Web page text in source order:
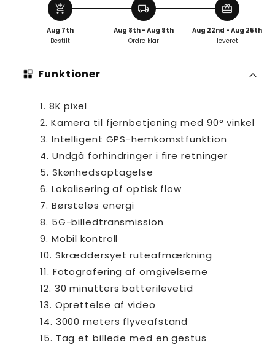
add_shopping_cart
Aug 7th
Bestilt
local_shipping
Aug 8th - Aug 9th
Ordre klar
redeem
Aug 22nd - Aug 25th
leveret
Funktioner
8K pixel
Kamera til fjernbetjening med 90° vinkel
Intelligent GPS-hemkomstfunktion
Undgå forhindringer i fire retninger
Skønhedsoptagelse
Lokalisering af optisk flow
Børsteløs energi
5G-billedtransmission
Mobil kontroll
Skræddersyet ruteafmærkning
Fotografering af omgivelserne
30 minutters batterilevetid
Oprettelse af video
3000 meters flyveafstand
Tag et billede med en gestus